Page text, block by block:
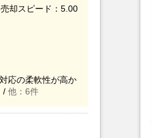
却スピード：5.00
応の柔軟性が高か
/ 他：6件